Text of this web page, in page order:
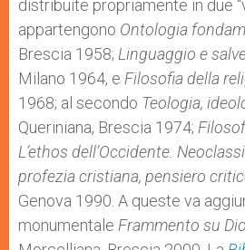
distribuite propriamente in due
appartengono Ontologia
Brescia 1958; Linguaggio e
Milano 1964, e Filosofia della
1968; al secondo Teologia,
Queriniana, Brescia 1974;
L’ethos dell’Occidente.
profezia cristiana, pensiero
Genova 1990. A queste va
monumentale Frammento su Dio